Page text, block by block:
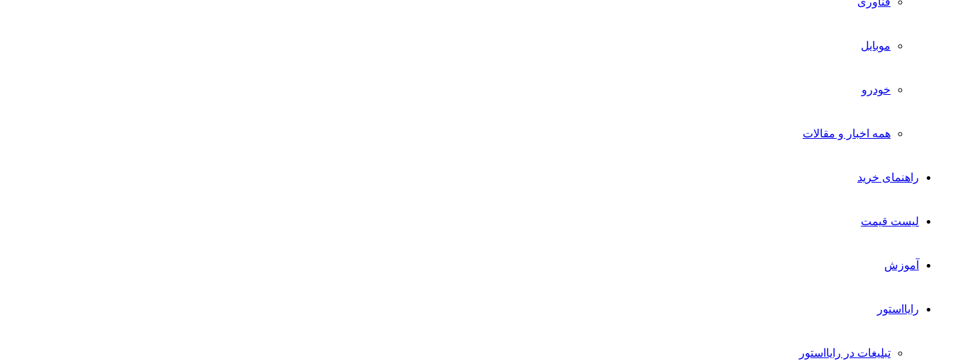
موبایل
خودرو
همه اخبار و مقالات
راهنمای خرید
لیست قیمت
آموزش
رایااستور
تبلیغات در رایااستور